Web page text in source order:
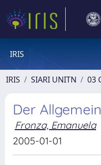
IRIS
IRIS SIARI UNITN 03
Der
Fronza, Emanuela
2005-01-01